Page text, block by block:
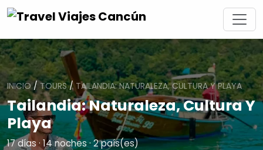
INICIO/ TOURS/TAILANDIA: NATURALEZA, CULTURA Y PLAYA
Tailandia: Naturaleza, Cultura Y
Playa
17 días · 14 noches · 2 país(es)